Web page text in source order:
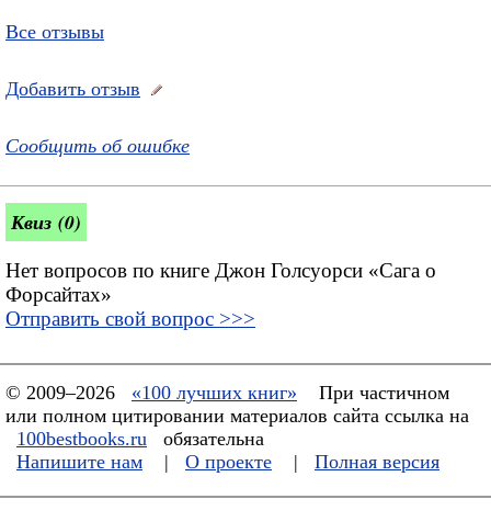
Все отзывы
Добавить отзыв
Сообщить об ошибке
Квиз (0)
Нет вопросов по книге Джон Голсуорси «Сага о
Форсайтах»
Отправить свой вопрос >>>
© 2009–2026 «100 лучших книг»
При частичном
или полном цитировании материалов сайта ссылка на
100bestbooks.ru
обязательна
Напишите нам
| О проекте | Полная версия